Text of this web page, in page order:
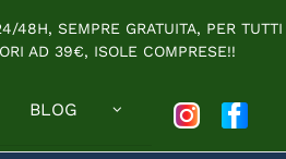
48H, SEMPRE GRATUITA, PER TUTTI
AD 39€, ISOLE COMPRESE!!
BLOG